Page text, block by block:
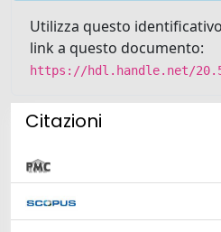
Utilizza questo
link a questo documento:
https://hdl.handle.net/
Citazioni